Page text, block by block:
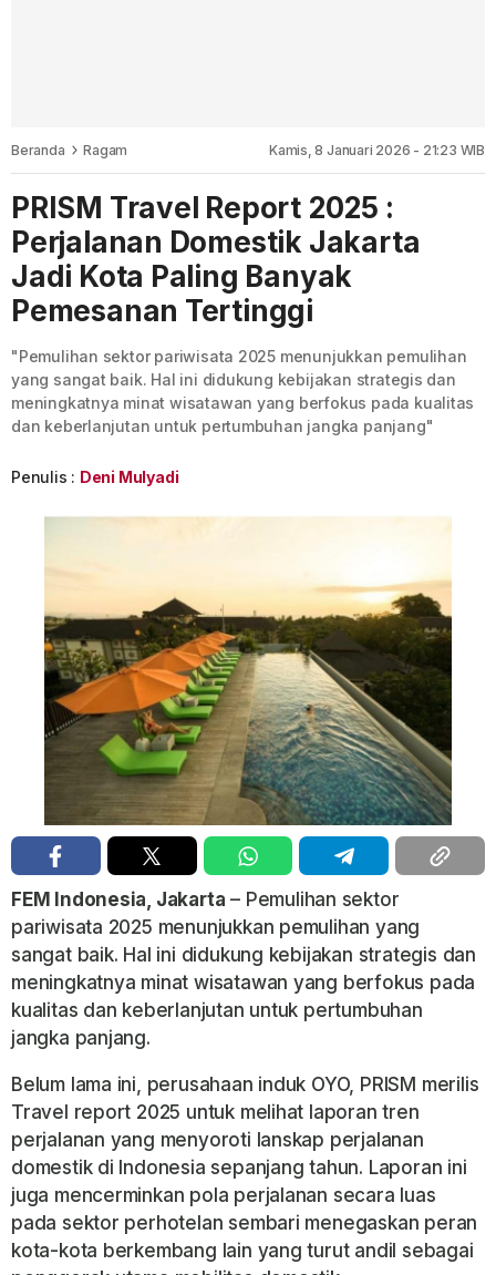
Beranda Ragam Kamis, 8 Januari 2026 - 21:23 WIB
PRISM Travel Report 2025 :
Perjalanan Domestik Jakarta
Jadi Kota Paling Banyak
Pemesanan Tertinggi
"Pemulihan sektor pariwisata 2025 menunjukkan pemulihan
yang sangat baik. Hal ini didukung kebijakan strategis dan
meningkatnya minat wisatawan yang berfokus pada kualitas
dan keberlanjutan untuk pertumbuhan jangka panjang"
Penulis : Deni Mulyadi
FEM Indonesia, Jakarta – Pemulihan sektor
pariwisata 2025 menunjukkan pemulihan yang
sangat baik. Hal ini didukung kebijakan strategis dan
meningkatnya minat wisatawan yang berfokus pada
kualitas dan keberlanjutan untuk pertumbuhan
jangka panjang.
Belum lama ini, perusahaan induk OYO, PRISM merilis
Travel report 2025 untuk melihat laporan tren
perjalanan yang menyoroti lanskap perjalanan
domestik di Indonesia sepanjang tahun. Laporan ini
juga mencerminkan pola perjalanan secara luas
pada sektor perhotelan sembari menegaskan peran
kota-kota berkembang lain yang turut andil sebagai